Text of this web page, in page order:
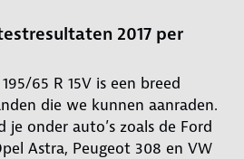
2017 per
65 R 15V is een breed
die we kunnen aanraden.
je onder auto’s zoals de Ford
Astra, Peugeot 308 en VW